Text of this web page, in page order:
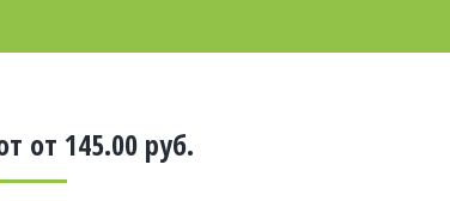
от 145.00 руб.